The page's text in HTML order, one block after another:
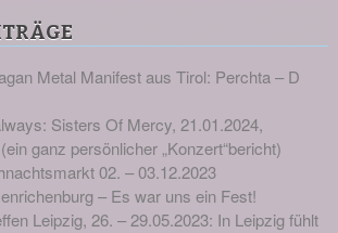
Metal Manifest aus Tirol: Perchta – D
Sisters Of Mercy, 21.01.2024,
ganz persönlicher „Konzert“bericht)
02. – 03.12.2023
– Es war uns ein Fest!
Leipzig, 26. – 29.05.2023: In Leipzig fühlt